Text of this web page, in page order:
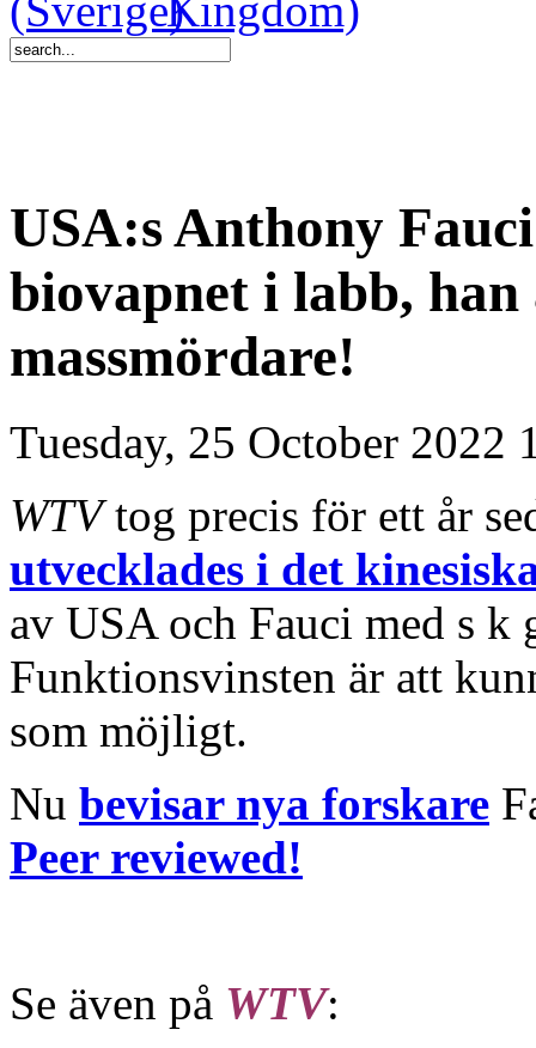
USA:s Anthony
biovapnet i labb,
massmördare!
Tuesday, 25 October 2022
WTVtog precis för ett år
utvecklades i det
av USA och Fauci med s
Funktionsvinsten är att
som möjligt.
Nu bevisar nya forskare
Peer reviewed!
Se även på WTV: